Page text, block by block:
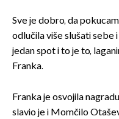
Sve je dobro, da
odlučila više slušati sebe
jedan spot i to je to,
Franka.
Franka je osvojila
slavio je i Momčilo